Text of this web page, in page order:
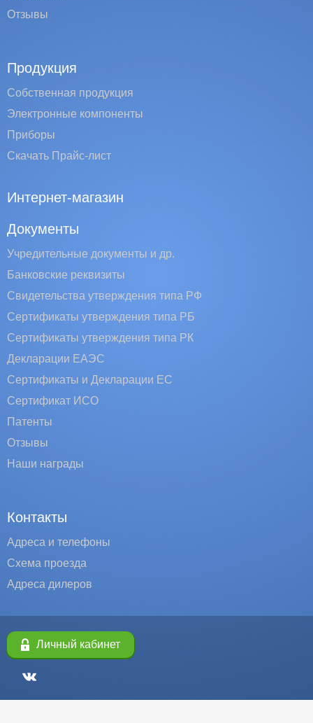
Отзывы
Продукция
Собственная продукция
Электронные компоненты
Приборы
Скачать Прайс-лист
Интернет-магазин
Документы
Учредительные документы и др.
Банковские реквизиты
Свидетельства утверждения типа РФ
Сертификаты утверждения типа РБ
Сертификаты утверждения типа РК
Декларации ЕАЭС
Сертификаты и Декларации EC
Сертификат ИСО
Патенты
Отзывы
Наши награды
Контакты
Адреса и телефоны
Схема проезда
Адреса дилеров
Личный кабинет